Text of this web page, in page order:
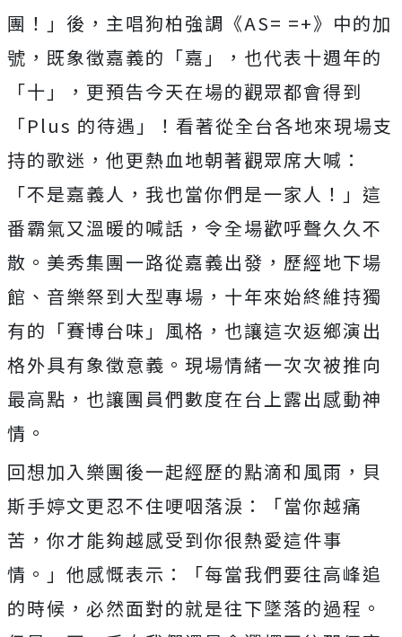
團！」後，主唱狗柏強調《AS= =+》中的加
號，既象徵嘉義的「嘉」，也代表十週年的
「十」， 更預告今天在場的觀眾都會得到
「Plus 的待遇」！看著從全台各地來現場支
持的歌迷， 他更熱血地朝著觀眾席大喊：
「不是嘉義人，我也當你們是一家人！ 」這
番霸氣又溫暖的喊話，令全場歡呼聲久久不
散。 美秀集團一路從嘉義出發，歷經地下場
館、音樂祭到大型專場， 十年來始終維持獨
有的「賽博台味」風格， 也讓這次返鄉演出
格外具有象徵意義。 現場情緒一次次被推向
最高點， 也讓團員們數度在台上露出感動神
情。
回想加入樂團後一起經歷的點滴和風雨， 貝
斯手婷文更忍不住哽咽落淚：「當你越痛
苦， 你才能夠越感受到你很熱愛這件事
情。」他感慨表示：「每當我們要往高峰追
的時候，必然面對的就是往下墜落的過程。